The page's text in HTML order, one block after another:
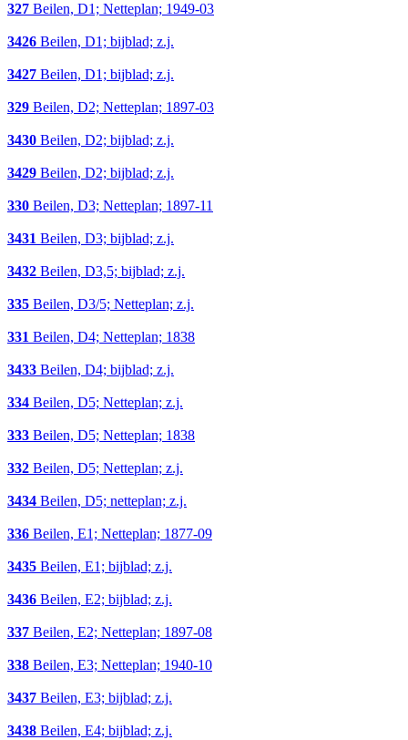
327 Beilen, D1; Netteplan; 1949-03
3426 Beilen, D1; bijblad; z.j.
3427 Beilen, D1; bijblad; z.j.
329 Beilen, D2; Netteplan; 1897-03
3430 Beilen, D2; bijblad; z.j.
3429 Beilen, D2; bijblad; z.j.
330 Beilen, D3; Netteplan; 1897-11
3431 Beilen, D3; bijblad; z.j.
3432 Beilen, D3,5; bijblad; z.j.
335 Beilen, D3/5; Netteplan; z.j.
331 Beilen, D4; Netteplan; 1838
3433 Beilen, D4; bijblad; z.j.
334 Beilen, D5; Netteplan; z.j.
333 Beilen, D5; Netteplan; 1838
332 Beilen, D5; Netteplan; z.j.
3434 Beilen, D5; netteplan; z.j.
336 Beilen, E1; Netteplan; 1877-09
3435 Beilen, E1; bijblad; z.j.
3436 Beilen, E2; bijblad; z.j.
337 Beilen, E2; Netteplan; 1897-08
338 Beilen, E3; Netteplan; 1940-10
3437 Beilen, E3; bijblad; z.j.
3438 Beilen, E4; bijblad; z.j.